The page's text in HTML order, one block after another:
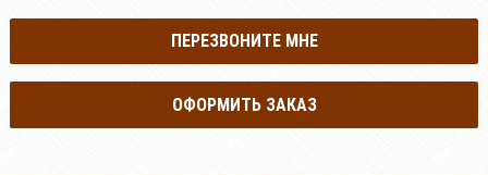
ПЕРЕЗВОНИТЕ МНЕ
ОФОРМИТЬ ЗАКАЗ